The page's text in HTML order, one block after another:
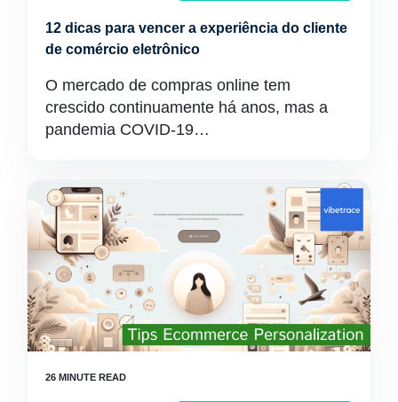
12 dicas para vencer a experiência do cliente
de comércio eletrônico
O mercado de compras online tem
crescido continuamente há anos, mas a
pandemia COVID-19…